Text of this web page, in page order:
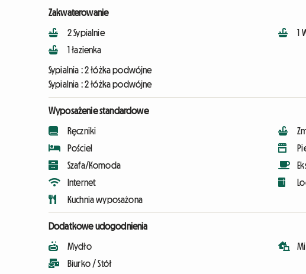
Zakwaterowanie
2 Sypialnie
1 łazienka
1
Sypialnia :2 łóżka podwójne
Sypialnia :2 łóżka podwójne
Wyposażenie standardowe
Ręczniki
Pościel
Szafa/Komoda
Internet
Kuchnia wyposażona
Dodatkowe udogodnienia
Mydło
Biurko / Stół